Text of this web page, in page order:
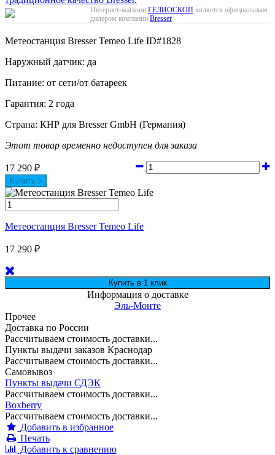
Интернет-магазин ГЕЛИОСКОП является официальным
дилером компании Bresser
Метеостанция Bresser Temeo Life ID#1828
Наружный датчик: да
Питание: от сети/от батареек
Гарантия: 2 года
Страна: КНР для Bresser GmbH (Германия)
Этот товар временно недоступен для заказа
17 290 ₽
Купить
Метеостанция Bresser Temeo Life
17 290 ₽
Информация о доставке
Эль-Монте
Прочее
Доставка по России
Рассчитываем стоимость доставки...
Пункты выдачи заказов Краснодар
Рассчитываем стоимость доставки...
Самовывоз
Пункты выдачи СДЭК
Рассчитываем стоимость доставки...
Boxberry
Рассчитываем стоимость доставки...
Добавить в избранное
Печать
Добавить к сравнению